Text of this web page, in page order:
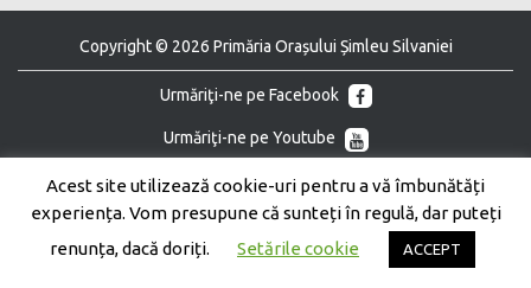
Copyright © 2026 Primăria Orașului Șimleu Silvaniei
Urmăriţi-ne pe Facebook
Urmăriţi-ne pe Youtube
Acest site utilizează cookie-uri pentru a vă îmbunătăți
experiența. Vom presupune că sunteți în regulă, dar puteți
renunța, dacă doriți.
Setările cookie ACCEPT